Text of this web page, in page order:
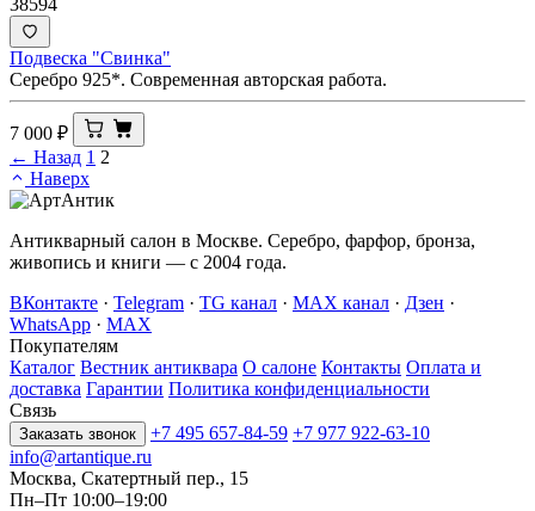
Подвеска "Свинка"
Серебро 925*. Современная авторская работа.
7 000 ₽
← Назад 1 2
Наверх
Антикварный салон в Москве. Серебро, фарфор, бронза,
живопись и книги — с 2004 года.
ВКонтакте · Telegram · TG канал · MAX канал · Дзен ·
WhatsApp · MAX
Покупателям
Каталог Вестник антиквара О салоне Контакты Оплата и
доставка Гарантии Политика конфиденциальности
Связь
Заказать звонок +7 495 657-84-59 +7 977 922-63-10
info@artantique.ru
Москва, Скатертный пер., 15
Пн–Пт 10:00–19:00